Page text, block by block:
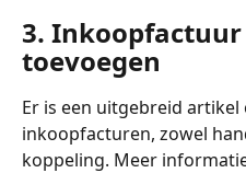
3.
toevoegen
Er is een uitgebreid
inkoopfacturen, zowel
koppeling. Meer